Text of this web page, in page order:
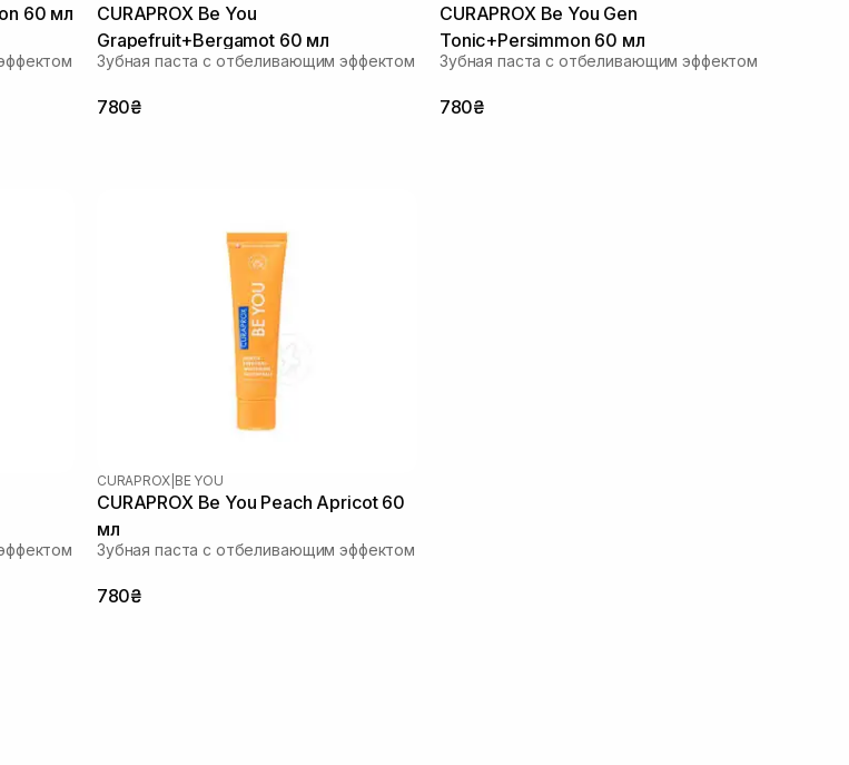
60 мл
CURAPROX Be You
Grapefruit+Bergamot 60 мл
Зубная паста с отбеливающим эффектом
780₴
CURAPROX Be You Gen
Tonic+Persimmon 60 мл
Зубная паста с отбеливающим эффектом
780₴
CURAPROX BE YOU
CURAPROX Be You Peach Apricot 60
мл
Зубная паста с отбеливающим эффектом
780₴